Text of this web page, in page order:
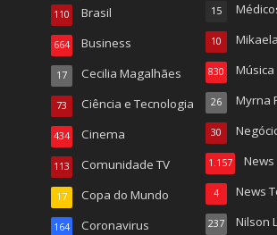
Brasil
110
Business
664
Cecilia Magalhães
17
Ciência e Tecnologia
73
Cinema
434
Comunidade TV
113
Copa do Mundo
17
Coronavirus
164
15
10
Música
830
Myrna
26
30
News
1.157
News
4
Nilson
237